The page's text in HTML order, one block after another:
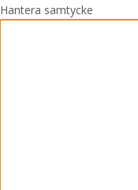
Hantera samtycke